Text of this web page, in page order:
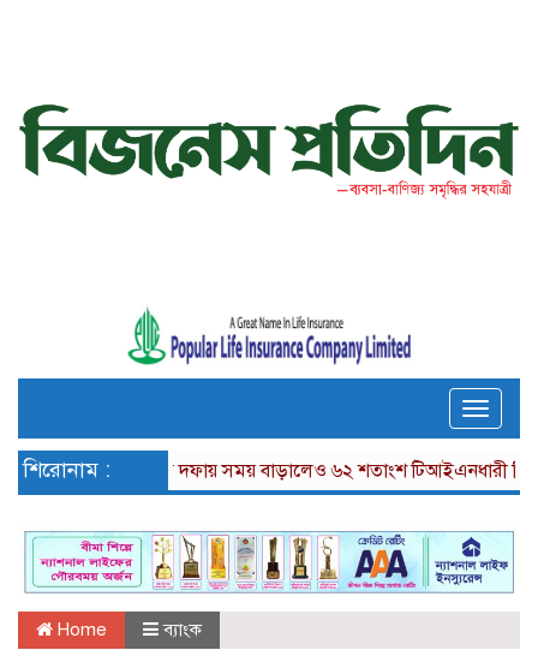
Toggle
শিরোনাম :দফায় দফায় সময় বাড়ালেও ৬২ শতাংশ টিআইএনধারী রিটার্ন দেয়নি
Home ব্যাংক